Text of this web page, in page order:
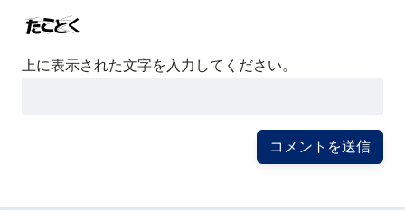
上に表示された文字を入力してください。